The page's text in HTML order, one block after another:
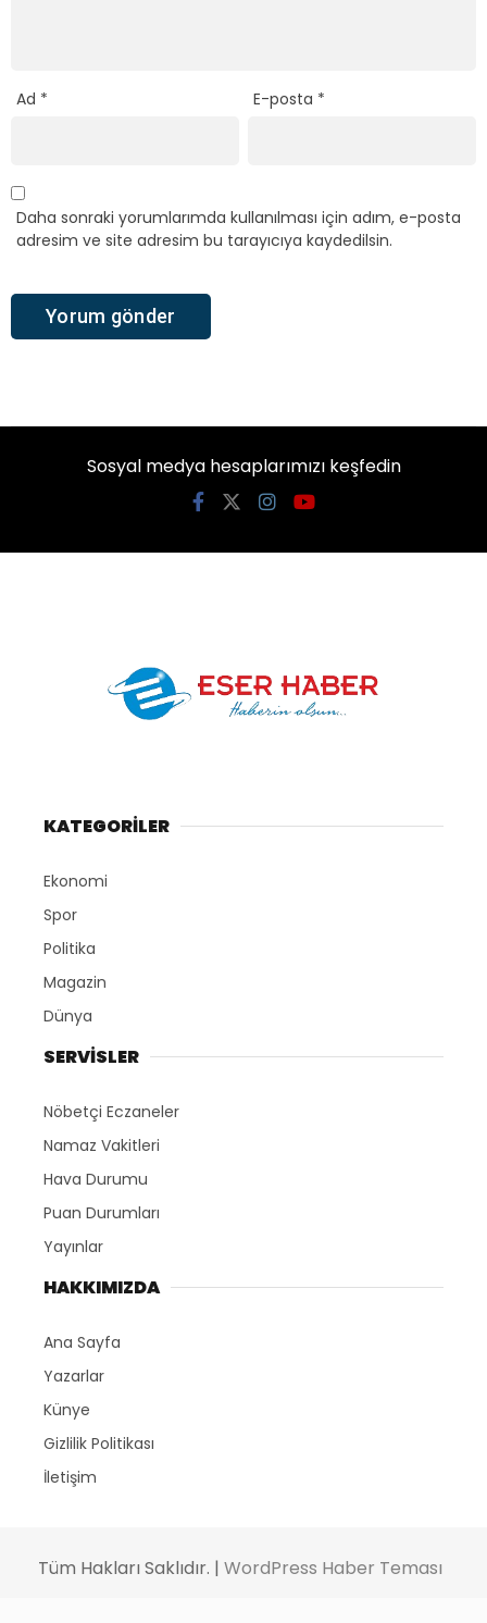
Ad * E-posta *
Daha sonraki yorumlarımda kullanılması için adım, e-posta
adresim ve site adresim bu tarayıcıya kaydedilsin.
Sosyal medya hesaplarımızı keşfedin
KATEGORİLER
Ekonomi
Spor
Politika
Magazin
Dünya
SERVİSLER
Nöbetçi Eczaneler
Namaz Vakitleri
Hava Durumu
Puan Durumları
Yayınlar
HAKKIMIZDA
Ana Sayfa
Yazarlar
Künye
Gizlilik Politikası
İletişim
Tüm Hakları Saklıdır. | WordPress Haber Teması